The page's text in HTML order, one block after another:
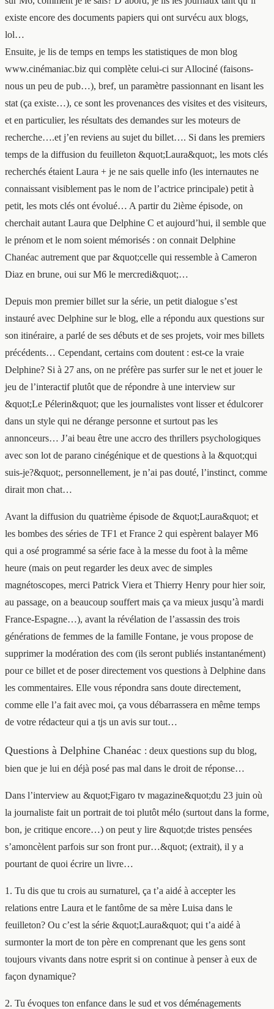
existe encore des documents papiers qui ont survécu aux blogs,
lol…
Ensuite, je lis de temps en temps les statistiques de mon blog
www.cinémaniac.biz qui complète celui-ci sur Allociné (faisons-
nous un peu de pub…), bref, un paramètre passionnant en lisant les
stat (ça existe…), ce sont les provenances des visites et des visiteurs,
et en particulier, les résultats des demandes sur les moteurs de
recherche….et j’en reviens au sujet du billet…. Si dans les premiers
temps de la diffusion du feuilleton &quot;Laura&quot;, les mots clés
recherchés étaient Laura + je ne sais quelle info (les internautes ne
connaissant visiblement pas le nom de l’actrice principale) petit à
petit, les mots clés ont évolué… A partir du 2ième épisode, on
cherchait autant Laura que Delphine C et aujourd’hui, il semble que
le prénom et le nom soient mémorisés : on connait Delphine
Chanéac autrement que par &quot;celle qui ressemble à Cameron
Diaz en brune, oui sur M6 le mercredi&quot;…
Depuis mon premier billet sur la série, un petit dialogue s’est
instauré avec Delphine sur le blog, elle a répondu aux questions sur
son itinéraire, a parlé de ses débuts et de ses projets, voir mes billets
précédents… Cependant, certains com doutent : est-ce la vraie
Delphine? Si à 27 ans, on ne préfère pas surfer sur le net et jouer le
jeu de l’interactif plutôt que de répondre à une interview sur
&quot;Le Pélerin&quot; que les journalistes vont lisser et édulcorer
dans un style qui ne dérange personne et surtout pas les
annonceurs… J’ai beau être une accro des thrillers psychologiques
avec son lot de parano cinégénique et de questions à la &quot;qui
suis-je?&quot;, personnellement, je n’ai pas douté, l’instinct, comme
dirait mon chat…
Avant la diffusion du quatrième épisode de &quot;Laura&quot; et
les bombes des séries de TF1 et France 2 qui espèrent balayer M6
qui a osé programmé sa série face à la messe du foot à la même
heure (mais on peut regarder les deux avec de simples
magnétoscopes, merci Patrick Viera et Thierry Henry pour hier soir,
au passage, on a beaucoup souffert mais ça va mieux jusqu’à mardi
France-Espagne…), avant la révélation de l’assassin des trois
générations de femmes de la famille Fontane, je vous propose de
supprimer la modération des com (ils seront publiés instantanément)
pour ce billet et de poser directement vos questions à Delphine dans
les commentaires. Elle vous répondra sans doute directement,
comme elle l’a fait avec moi, ça vous débarrassera en même temps
de votre rédacteur qui a tjs un avis sur tout…
Questions à Delphine Chanéac : deux questions sup du blog,
bien que je lui en déjà posé pas mal dans le droit de réponse…
Dans l’interview au &quot;Figaro tv magazine&quot;du 23 juin où
la journaliste fait un portrait de toi plutôt mélo (surtout dans la forme,
bon, je critique encore…) on peut y lire &quot;de tristes pensées
s’amoncèlent parfois sur son front pur…&quot; (extrait), il y a
pourtant de quoi écrire un livre…
1. Tu dis que tu crois au surnaturel, ça t’a aidé à accepter les
relations entre Laura et le fantôme de sa mère Luisa dans le
feuilleton? Ou c’est la série &quot;Laura&quot; qui t’a aidé à
surmonter la mort de ton père en comprenant que les gens sont
toujours vivants dans notre esprit si on continue à penser à eux de
façon dynamique?
2. Tu évoques ton enfance dans le sud et vos déménagements